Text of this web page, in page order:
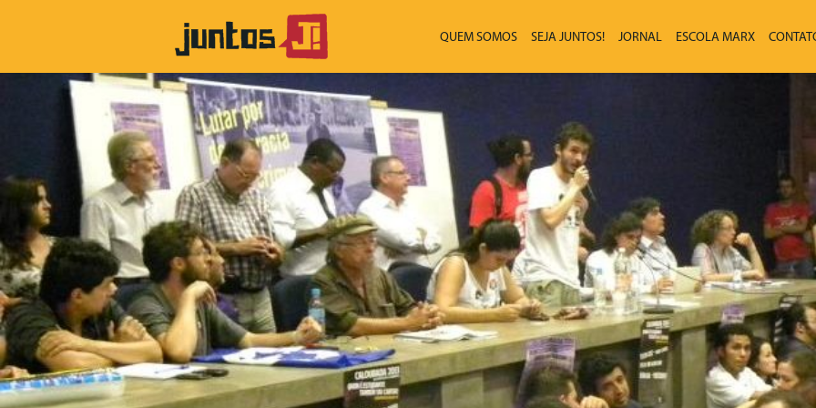
QUEM SOMOS SEJA JUNTOS! JORNAL ESCOLA MARX